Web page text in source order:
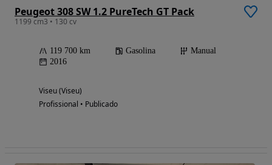
Peugeot 308 SW 1.2 PureTech GT Pack
1199 cm3 • 130 cv
119 700 km Gasolina
Manual
2016
Viseu (Viseu)
Profissional • Publicado